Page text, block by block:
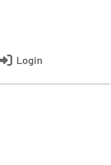
Login